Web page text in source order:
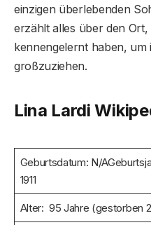
einzigen überlebenden
erzählt alles über den
kennengelernt haben, um
großzuziehen.
Lina Lardi
Geburtsdatum: N/
1911
Alter: 95 Jahre (gestorben